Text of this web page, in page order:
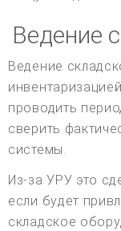
Ведение
Ведение
проводить
сверить
системы.
Из-за УРУ это
если будет
складское